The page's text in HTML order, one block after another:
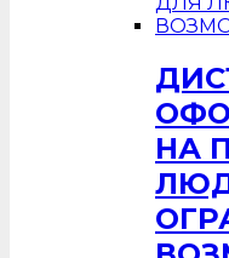
НА